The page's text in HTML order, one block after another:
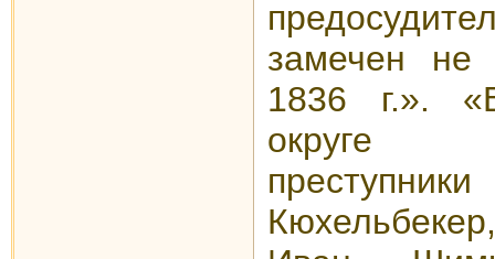
замечен
1836 г.».
округе